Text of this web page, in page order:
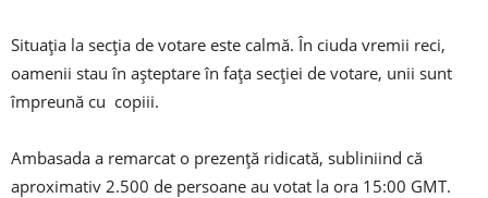
Situația la secția de votare este calmă. În ciuda vremii reci,
oamenii stau în așteptare în fața secției de votare, unii sunt
împreună cu copiii.
Ambasada a remarcat o prezență ridicată, subliniind că
aproximativ 2.500 de persoane au votat la ora 15:00 GMT.